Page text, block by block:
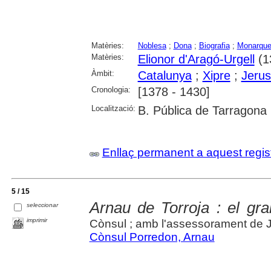
Matèries: Noblesa; Dona; Biografia;
Matèries:
Elionor d'Aragó-Urgell
Àmbit: Catalunya; Xipre;
Cronologia: [1378 - 1430]
Localització: B. Pública de Tarragona
Enllaç permanent a aquest
5 / 15
seleccionar
imprimir
Arnau de Torroja : el
Cònsul ; amb l'assessorament de
Cònsul Porredon, Arnau